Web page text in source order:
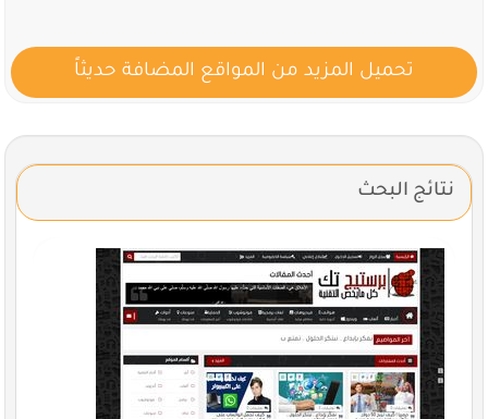
تحميل المزيد من المواقع المضافة حديثاً
نتائج البحث